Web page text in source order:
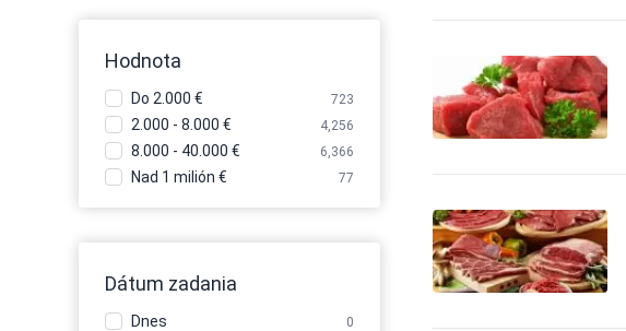
Hodnota
Do 2.000 € 723
2.000 - 8.000 € 4,256
8.000 - 40.000 € 6,366
Nad 1 milión € 77
Dátum zadania
Dnes 0